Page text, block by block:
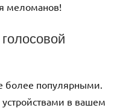
меломанов!
более популярными.
в вашем